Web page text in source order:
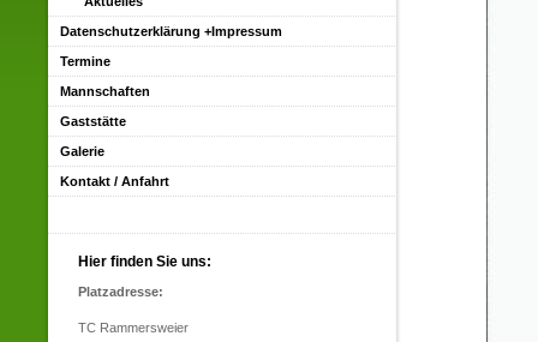
Datenschutzerklärung +Impressum
Termine
Mannschaften
Gaststätte
Galerie
Kontakt / Anfahrt
Hier finden Sie uns:
Platzadresse:
TC Rammersweier